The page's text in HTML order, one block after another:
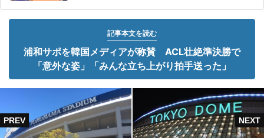
記事本文を読む
浦和サポを韓国メディアが称賛 ACL壮絶準決勝で
「意外な姿」「みんな立ち上がり拍手送った」